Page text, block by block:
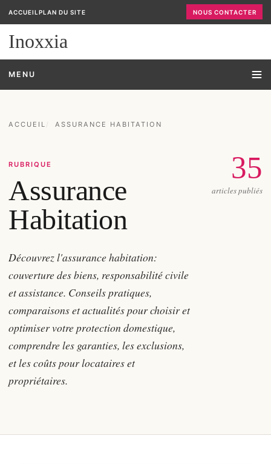
ACCUEIL PLAN DU SITE NOUS CONTACTER
Inoxxia
MENU
ACCUEIL ASSURANCE HABITATION
RUBRIQUE
Assurance
Habitation
Découvrez l'assurance habitation:
couverture des biens, responsabilité civile
et assistance. Conseils pratiques,
comparaisons et actualités pour choisir et
optimiser votre protection domestique,
comprendre les garanties, les exclusions,
et les coûts pour locataires et
propriétaires.
35
articles publiés